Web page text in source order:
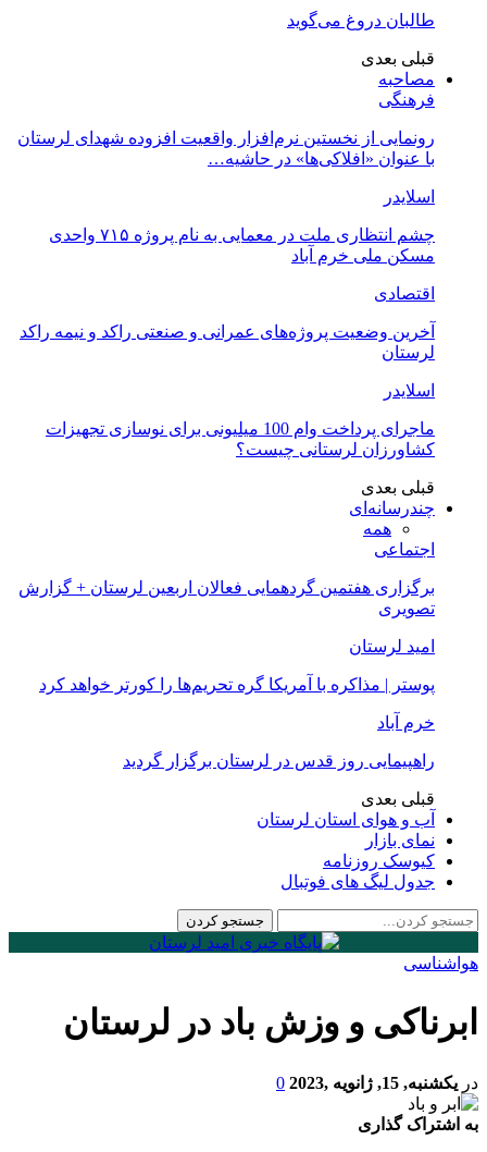
طالبان دروغ می‌گوید
قبلی بعدی
مصاحبه
فرهنگی
رونمایی از نخستین نرم‌افزار واقعیت افزوده شهدای لرستان
با عنوان «افلاکی‌ها» در حاشیه…
اسلایدر
چشم انتظاری ملت در معمایی به نام پروژه ۷۱۵ واحدی
مسکن ملی خرم آباد
اقتصادی
آخرین وضعیت پروژه‌های عمرانی و صنعتی راکد و نیمه راکد
لرستان
اسلایدر
ماجرای پرداخت وام 100 میلیونی برای نوسازی تجهیزات
کشاورزان لرستانی چیست؟
قبلی بعدی
چندرسانه‌ای
همه
اجتماعی
برگزاری هفتمین گردهمایی فعالان اربعین لرستان + گزارش
تصویری
امید لرستان
پوستر | مذاکره با آمریکا گره تحریم‌ها را کورتر خواهد کرد
خرم آباد
راهپیمایی روز قدس در لرستان برگزار گردید
قبلی بعدی
آب و هوای استان لرستان
نمای بازار
کیوسک روزنامه
جدول لیگ های فوتبال
هواشناسی
ابرناکی و وزش باد در لرستان
در یکشنبه, 15, ژانویه ,2023 0
به اشتراک گذاری